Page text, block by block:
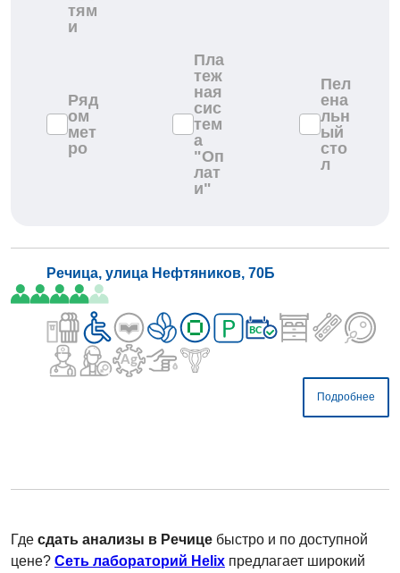
тям
и
Ряд
ом
мет
ро
Пла
теж
ная
сис
тем
а
"Оп
лат
и"
Пел
ена
льн
ый
сто
л
Речица, улица Нефтяников, 70Б
Подробнее
Где сдать анализы в Речице быстро и по доступной
цене? Сеть лабораторий Helix предлагает широкий